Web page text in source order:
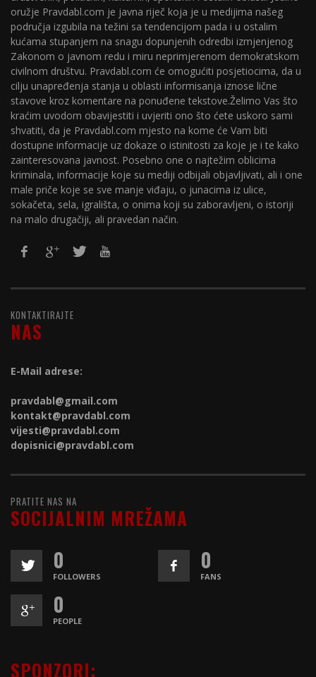
oružje Pravdabl.com je javna riječ koja je u medijima našeg
područja izgubila na težini sa tendencijom pada i u ostalim
kućama stupanjem na snagu dopunjenih odredbi izmjenjenog
Zakonom o javnom redu i miru neprimjerenom demokratskom
civilnom društvu. Pravdabl.com će omogućiti posjetiocima, da u
cilju unapređenja stanja u oblasti informisanja iznose lične
stavove kroz komentare na ponuđene tekstove.Želimo Vas što
kraćim uvodom obavijestiti i uvjeriti ono što ćete uskoro sami
shvatiti, da je Pravdabl.com mjesto na kome će Vam biti
dostupne informacije uz dokaze o istinitosti za koje je i te kako
zainteresovana javnost. Posebno one o najtežim oblicima
kriminala, informacije koje su mediji odbijali objavljivati, ali i one
male priče koje se sve manje viđaju, o junacima iz ulice,
sokačeta, sela, igrališta, o onima koji su zaboravljeni, o istoriji
na malo drugačiji, ali pravedan način.
KONTAKTIRAJTE
NAS
E-Mail adrese:
pravdabl@gmail.com
kontakt@pravdabl.com
vijesti@pravdabl.com
dopisnici@pravdabl.com
PRATITE NAS NA
SOCIJALNIM MREŽAMA
0
FOLLOWERS
0
FANS
0
PEOPLE
SPONZORI: